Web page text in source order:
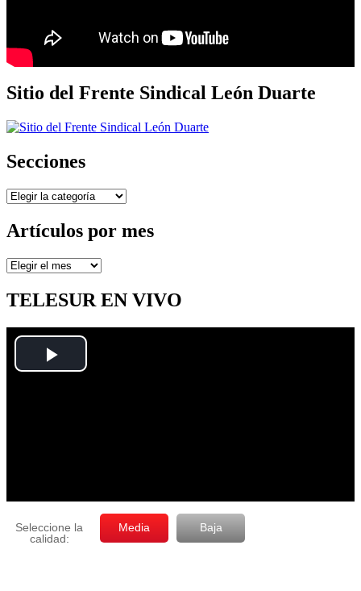
Sitio del Frente Sindical León Duarte
Secciones
Secciones
Artículos por mes
Artículos
mes
TELESUR EN VIVO